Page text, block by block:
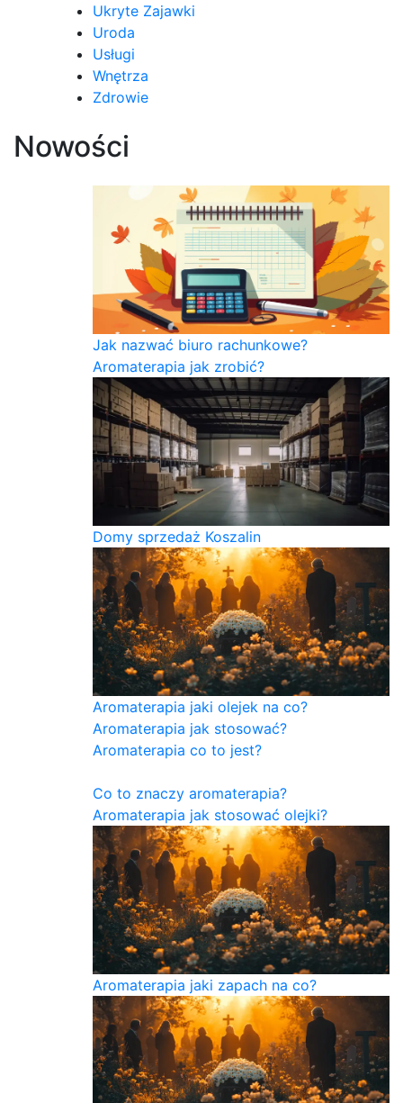
Ukryte Zajawki
Uroda
Usługi
Wnętrza
Zdrowie
Nowości
Jak nazwać biuro rachunkowe?
Aromaterapia jak zrobić?
Domy sprzedaż Koszalin
Aromaterapia jaki olejek na co?
Aromaterapia jak stosować?
Aromaterapia co to jest?
Co to znaczy aromaterapia?
Aromaterapia jak stosować olejki?
Aromaterapia jaki zapach na co?